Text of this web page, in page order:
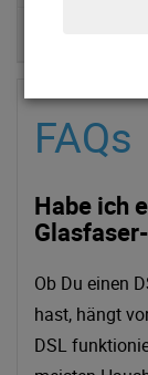
FAQs
Habe ich
Ob Du einen
hast, hängt
DSL